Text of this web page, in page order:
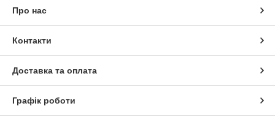
Про нас
Контакти
Доставка та оплата
Графік роботи